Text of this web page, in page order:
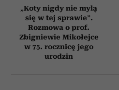
„Koty nigdy nie mylą
się w tej sprawie”.
Rozmowa o prof.
Zbigniewie Mikołejce
w 75. rocznicę jego
urodzin